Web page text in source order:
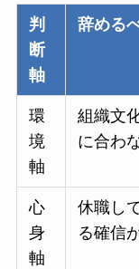
判
断
軸
辞める
環
境
軸
組織文
に合わ
心
身
軸
休職し
る確信